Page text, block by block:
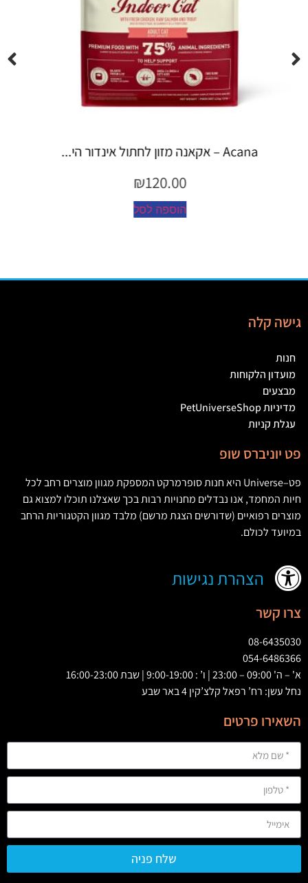
Espree – שמפו 355 מ"ל יערות ה...
₪45.00
הוספה לסל
גישה קלה
חנות
מועדון הלקוחות
מבצעים
מדיניות PetUniverseShop
עגלת קניות
פט יוניברס שופ
פט–
Universe היא חנות סופרמרקט המספקת מגוון מוצרים רחב לכל
חיות המחמד,אנו נבדלים מחנויות רבות בכך שאצלנו תוכלו למצוא גם
מוצרים רפואיים (שדורשים הצגת מרשם) מלבד מגוון הקטגוריות הרחב
במיועד לכולם.
הצהרת נגישות
צרו קשר
08-6435030
054-6486366
א' – ה' 09:00 – 23:00 | ו’ : 9:00-19:00 | שבת 16:00-23:00
נחל עשן: רח’ רפאל קלצ’קין 4 באר שבע
השאירו פרטים
שלח פניה